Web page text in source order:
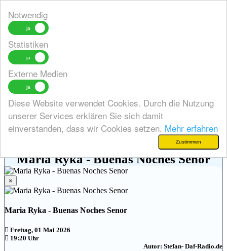
Notwendig
Statistiken
Externe Medien
Diese Website verwendet Cookies. Durch die Nutzung
unserer Services erklären Sie sich damit
einverstanden, dass wir Cookies setzen. Mehr erfahren
Zustimmen
Toggle
navigation
zurück
News
Maria Ryka - Buenas Noches Senor
×
Maria Ryka - Buenas Noches Senor
Freitag, 01 Mai 2026
19:20 Uhr
Autor: Stefan- Daf-Radio.de